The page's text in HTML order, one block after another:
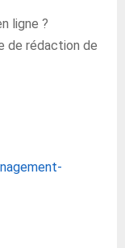
ligne ?
de rédaction de